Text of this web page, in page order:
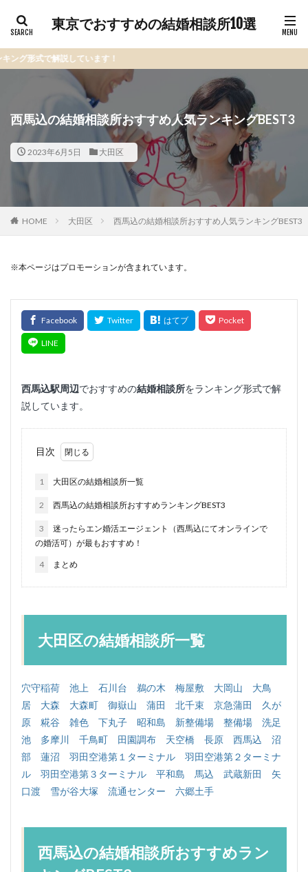
東京でおすすめの結婚相談所10選
しています！
西馬込の結婚相談所おすすめ人気ランキングBEST3
2023年6月5日 大田区
HOME 大田区 西馬込の結婚相談所おすすめ人気ランキングBEST3
※本ページはプロモーションが含まれています。
西馬込駅周辺でおすすめの結婚相談所をランキング形式で解
説しています。
目次
1 大田区の結婚相談所一覧
2 西馬込の結婚相談所おすすめランキングBEST3
3
迷ったらエン婚活エージェント（西馬込にてオンラインで
の婚活可）が最もおすすめ！
4 まとめ
大田区の結婚相談所一覧
穴守稲荷 池上 石川台 鵜の木 梅屋敷 大岡山
大鳥
居
大森 大森町 御嶽山 蒲田 北千束 京急蒲田
久が
原
糀谷 雑色 下丸子 昭和島 新整備場 整備場
洗足
池
多摩川 千鳥町 田園調布 天空橋 長原 西馬込
沼
部
蓮沼 羽田空港第１ターミナル
羽田空港第２ターミナ
ル
羽田空港第３ターミナル 平和島 馬込 武蔵新田
矢
口渡
雪が谷大塚 流通センター 六郷土手
西馬込の結婚相談所おすすめラン